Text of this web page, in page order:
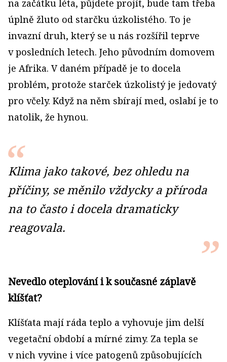
na začátku léta, půjdete projít, bude tam třeba
úplně žluto od starčku úzkolistého. To je
invazní druh, který se u nás rozšířil teprve
v posledních letech. Jeho původním domovem
je Afrika. V daném případě je to docela
problém, protože starček úzkolistý je jedovatý
pro včely. Když na něm sbírají med, oslabí je to
natolik, že hynou.
Klima jako takové, bez ohledu na
příčiny, se měnilo vždycky a příroda
na to často i docela dramaticky
reagovala.
Nevedlo oteplování i k současné záplavě
klíšťat?
Klíšťata mají ráda teplo a vyhovuje jim delší
vegetační období a mírné zimy. Za tepla se
v nich vyvine i více patogenů způsobujících